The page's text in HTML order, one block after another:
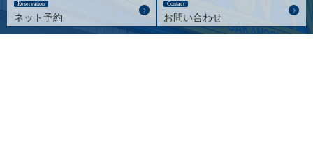
Reservation
ネット予約
Contact
お問い合わせ